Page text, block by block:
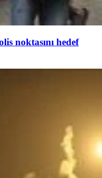
noktasını hedef